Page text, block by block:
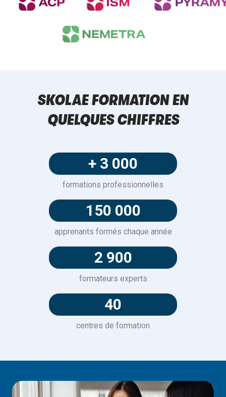
SKOLAE FORMATION EN
QUELQUES CHIFFRES
+ 3 000
formations professionnelles
150 000
apprenants formés chaque année
2 900
formateurs experts
40
centres de formation